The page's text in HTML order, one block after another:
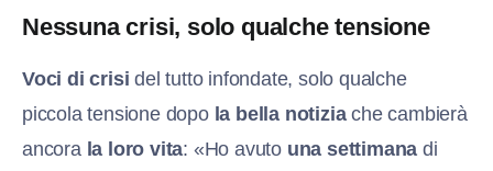
Nessuna crisi, solo qualche tensione
Voci di crisi del tutto infondate, solo qualche
piccola tensione dopo la bella notiziache cambierà
ancora la loro vita: «Ho avuto una settimana di